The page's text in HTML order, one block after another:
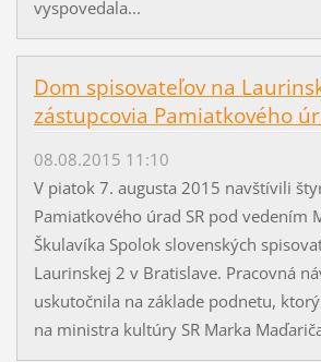
vyspovedala...
Dom spisovateľov na
zástupcovia Pamiatkového
08.08.2015 11:10
V piatok 7. augusta 2015 navštívili
Pamiatkového úrad SR pod vedením
Škulavíka Spolok slovenských
Laurinskej 2 v Bratislave. Pracovná
uskutočnila na základe podnetu,
na ministra kultúry SR Marka